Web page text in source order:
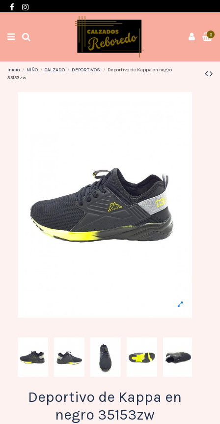
0
Inicio NIÑO CALZADO DEPORTIVOS
Deportivo de Kappa en negro
35153zw
Deportivo de Kappa en
negro 35153zw